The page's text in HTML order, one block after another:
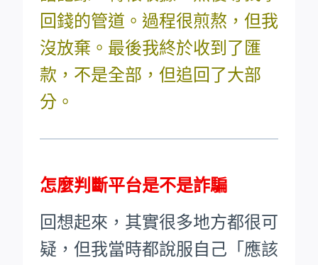
回錢的管道。過程很煎熬，但我
沒放棄。最後我終於收到了匯
款，不是全部，但追回了大部
分。
怎麼判斷平台是不是詐騙
回想起來，其實很多地方都很可
疑，但我當時都說服自己「應該